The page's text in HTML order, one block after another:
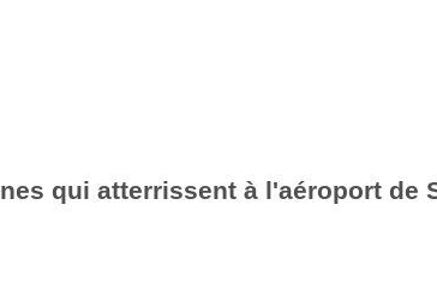
qui atterrissent à l'aéroport de